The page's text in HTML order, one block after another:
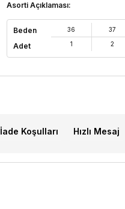
Asorti Açıklaması:
Beden
Adet
36
1
37
2
İade Koşulları Hızlı Mesaj